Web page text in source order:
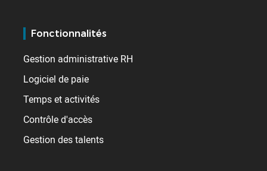
Fonctionnalités
Gestion administrative RH
Logiciel de paie
Temps et activités
Contrôle d'accès
Gestion des talents